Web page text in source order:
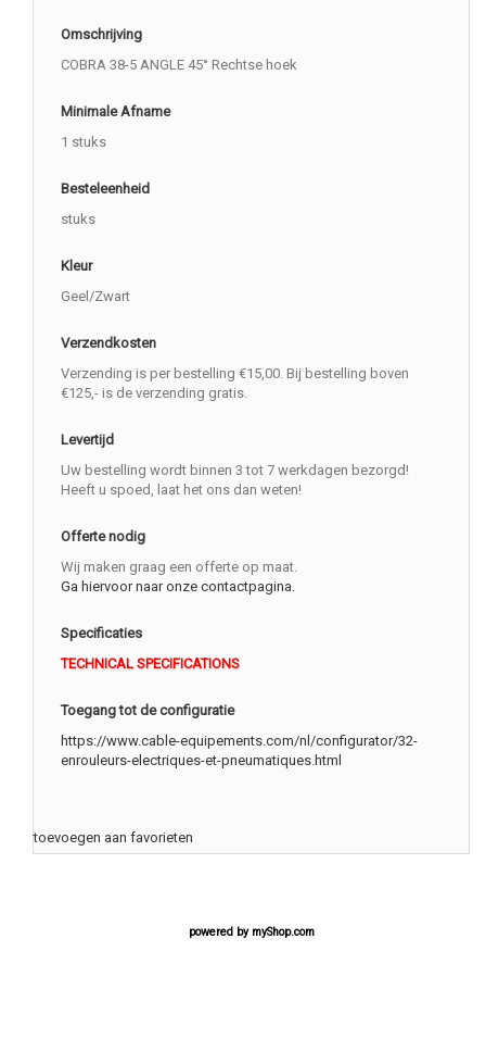
Omschrijving
COBRA 38-5 ANGLE 45° Rechtse hoek
Minimale Afname
1 stuks
Besteleenheid
stuks
Kleur
Geel/Zwart
Verzendkosten
Verzending is per bestelling €15,00. Bij bestelling boven
€125,- is de verzending gratis.
Levertijd
Uw bestelling wordt binnen 3 tot 7 werkdagen bezorgd!
Heeft u spoed, laat het ons dan weten!
Offerte nodig
Wij maken graag een offerte op maat.
Ga hiervoor naar onze contactpagina.
Specificaties
TECHNICAL SPECIFICATIONS
Toegang tot de configuratie
https://www.cable-equipements.com/nl/configurator/32-
enrouleurs-electriques-et-pneumatiques.html
toevoegen aan favorieten
powered by myShop.com